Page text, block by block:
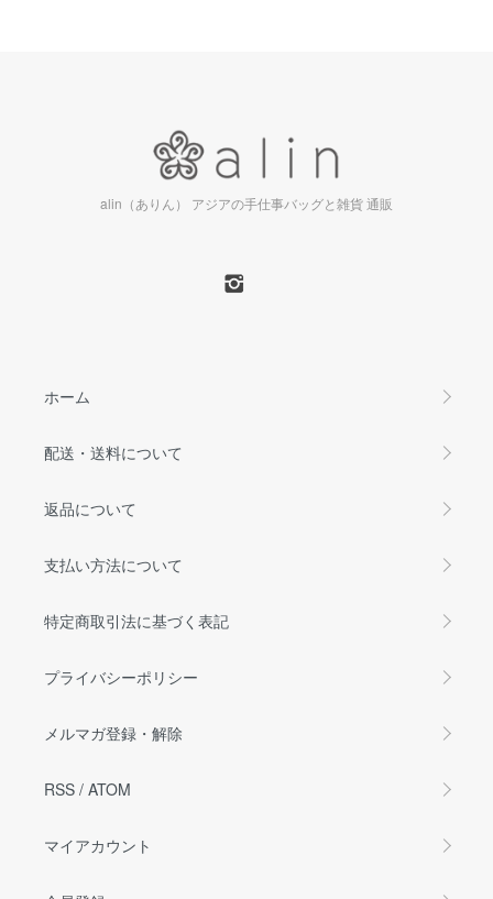
alin（ありん） アジアの手仕事バッグと雑貨 通販
ホーム
配送・送料について
返品について
支払い方法について
特定商取引法に基づく表記
プライバシーポリシー
メルマガ登録・解除
RSS / ATOM
マイアカウント